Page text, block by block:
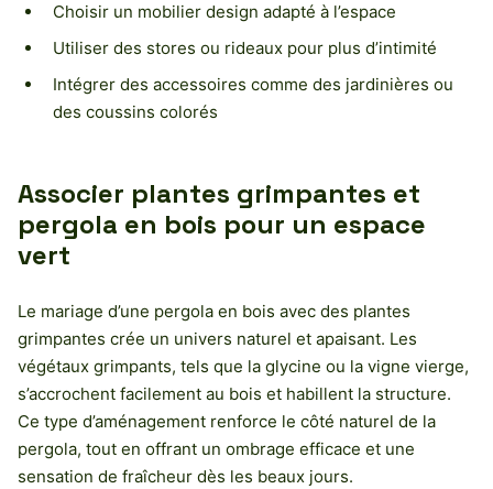
Choisir un mobilier design adapté à l’espace
Utiliser des stores ou rideaux pour plus d’intimité
Intégrer des accessoires comme des jardinières ou
des coussins colorés
Associer plantes grimpantes et
pergola en bois pour un espace
vert
Le mariage d’une pergola en bois avec des plantes
grimpantes crée un univers naturel et apaisant. Les
végétaux grimpants, tels que la glycine ou la vigne vierge,
s’accrochent facilement au bois et habillent la structure.
Ce type d’aménagement renforce le côté naturel de la
pergola, tout en offrant un ombrage efficace et une
sensation de fraîcheur dès les beaux jours.